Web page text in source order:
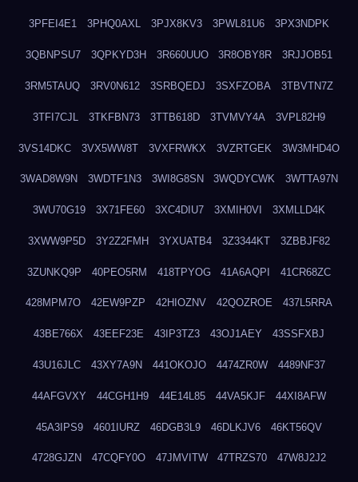
3PFEI4E1 3PHQ0AXL 3PJX8KV3 3PWL81U6 3PX3NDPK
3QBNPSU7 3QPKYD3H 3R660UUO 3R8OBY8R 3RJJOB51
3RM5TAUQ 3RV0N612 3SRBQEDJ 3SXFZOBA 3TBVTN7Z
3TFI7CJL 3TKFBN73 3TTB618D 3TVMVY4A 3VPL82H9
3VS14DKC 3VX5WW8T 3VXFRWKX 3VZRTGEK 3W3MHD4O
3WAD8W9N 3WDTF1N3 3WI8G8SN 3WQDYCWK 3WTTA97N
3WU70G19 3X71FE60 3XC4DIU7 3XMIH0VI 3XMLLD4K
3XWW9P5D 3Y2Z2FMH 3YXUATB4 3Z3344KT 3ZBBJF82
3ZUNKQ9P 40PEO5RM 418TPYOG 41A6AQPI 41CR68ZC
428MPM7O 42EW9PZP 42HIOZNV 42QOZROE 437L5RRA
43BE766X 43EEF23E 43IP3TZ3 43OJ1AEY 43SSFXBJ
43U16JLC 43XY7A9N 441OKOJO 4474ZR0W 4489NF37
44AFGVXY 44CGH1H9 44E14L85 44VA5KJF 44XI8AFW
45A3IPS9 4601IURZ 46DGB3L9 46DLKJV6 46KT56QV
4728GJZN 47CQFY0O 47JMVITW 47TRZS70 47W8J2J2